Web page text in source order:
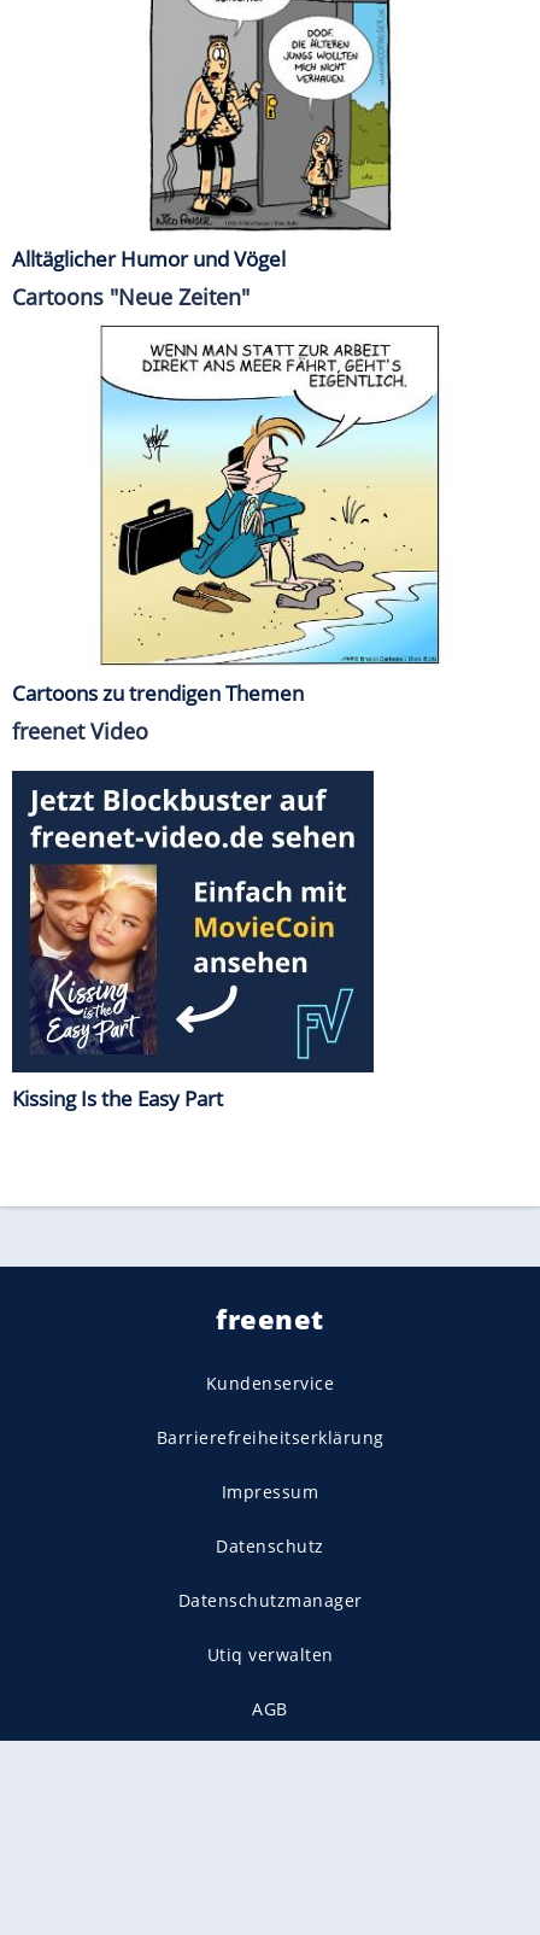
Alltäglicher Humor und Vögel
Cartoons "Neue Zeiten"
Cartoons zu trendigen Themen
freenet Video
Kissing Is the Easy Part
freenet
Kundenservice
Barrierefreiheitserklärung
Impressum
Datenschutz
Datenschutzmanager
Utiq verwalten
AGB